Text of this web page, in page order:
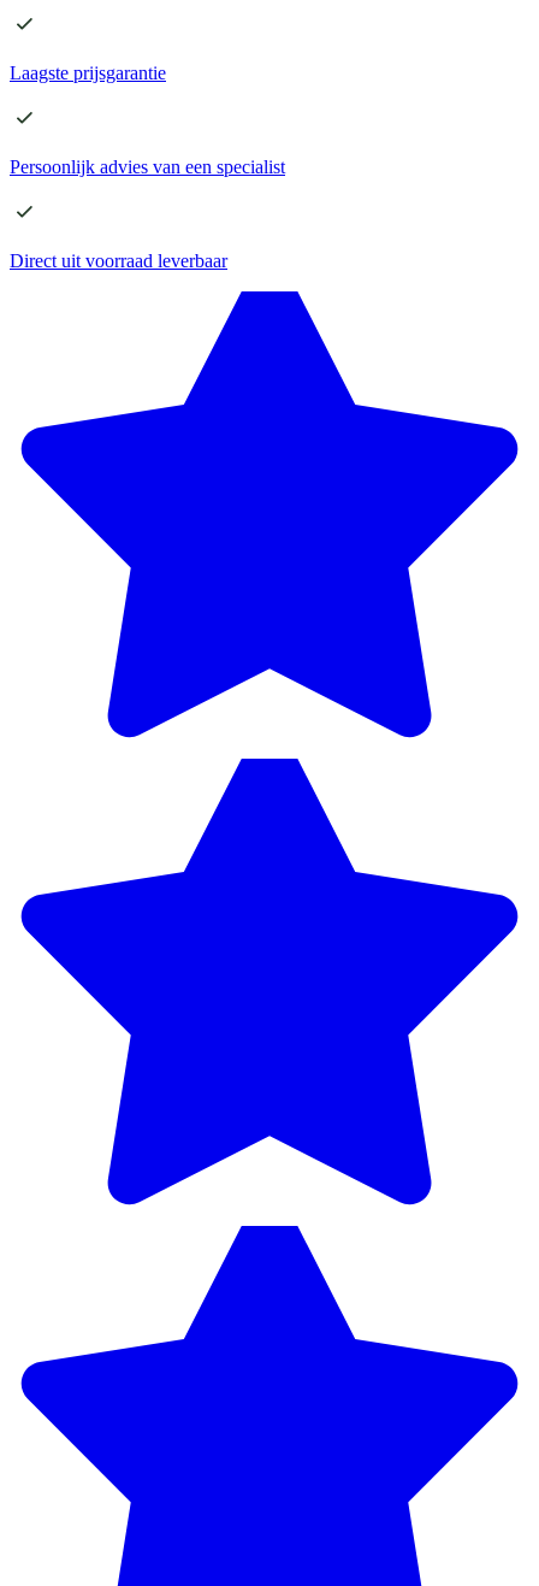
Laagste prijsgarantie
Persoonlijk advies van een specialist
Direct uit voorraad leverbaar